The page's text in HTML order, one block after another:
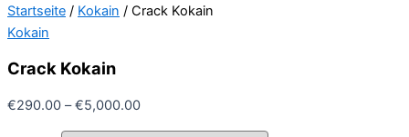
Startseite / Kokain / Crack Kokain
Kokain
Crack Kokain
€290.00 –€5,000.00Preisspanne: